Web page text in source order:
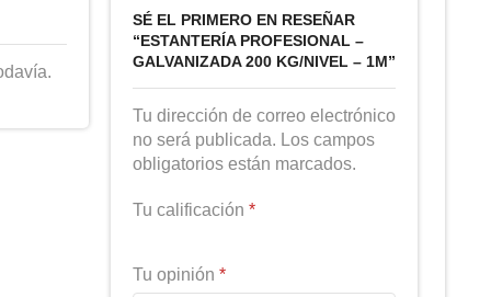
SÉ EL PRIMERO EN RESEÑAR
“ESTANTERÍA PROFESIONAL –
GALVANIZADA 200 KG/NIVEL – 1M”
Tu dirección de correo electrónico
no será publicada. Los campos
obligatorios están marcados.
Tu calificación *
Tu opinión *